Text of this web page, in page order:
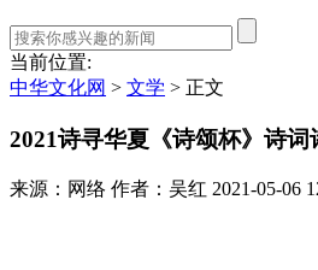
当前位置:
中华文化网 > 文学 > 正文
2021诗寻华夏《诗颂杯》诗
来源：网络 作者：吴红 2021-05-06